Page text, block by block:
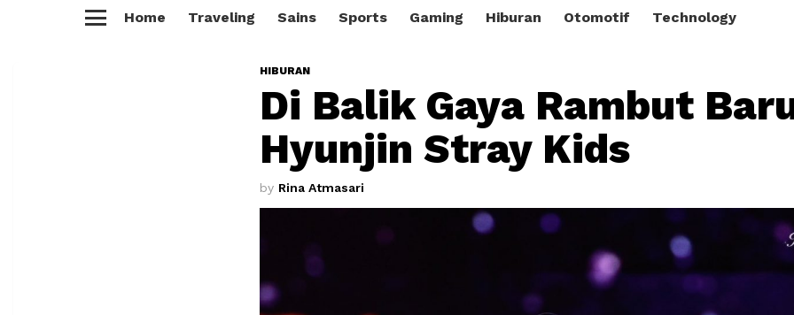
Home Traveling Sains Sports Gaming Hiburan Otomotif Technology
HIBURAN
Di Balik Gaya Rambut
Hyunjin Stray Kids
by Rina Atmasari